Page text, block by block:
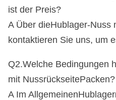
Wir beschäftigen uns
ISUZU/HONDA/JMC/
Full-Auto-Teilen.
entsprechenden
können Sie uns
ist der Preis?
A Über dieHublager-Nuss
kontaktieren Sie uns, um
Q2.Welche Bedingungen
mit NussrückseitePacken?
A Im Allgemeinen